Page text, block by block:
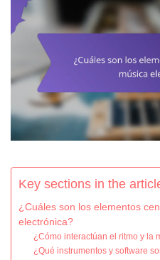
Key sections in the
¿Cuáles son los elementos
electrónica?
¿Cómo interactúan el ritmo y la
¿Qué instrumentos y software